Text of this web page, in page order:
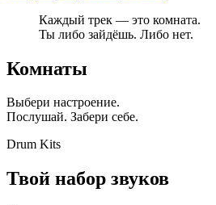
Каждый трек — это комната.
Ты либо зайдёшь. Либо нет.
Комнаты
Выбери настроение.
Послушай. Забери себе.
Drum Kits
Твой набор звуков